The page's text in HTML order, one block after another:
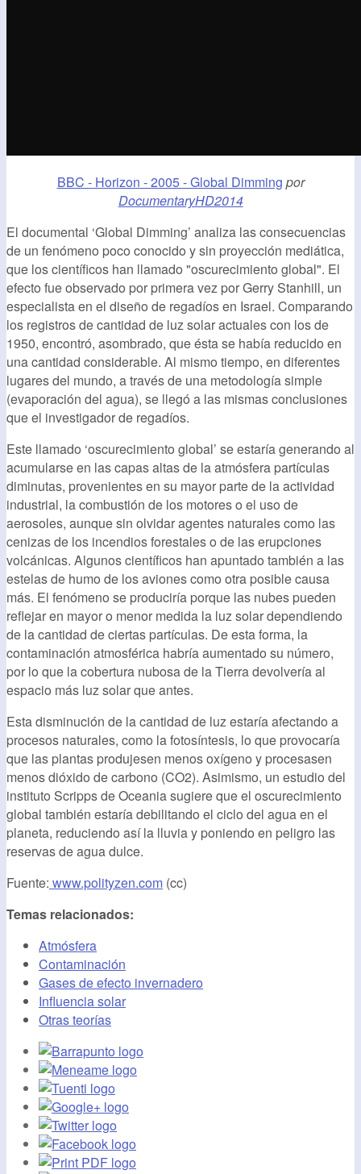
BBC - Horizon - 2005 - Global Dimming por
DocumentaryHD2014
El documental ‘Global Dimming’ analiza las consecuencias
de un fenómeno poco conocido y sin proyección mediática,
que los científicos han llamado "oscurecimiento global". El
efecto fue observado por primera vez por Gerry Stanhill, un
especialista en el diseño de regadíos en Israel. Comparando
los registros de cantidad de luz solar actuales con los de
1950, encontró, asombrado, que ésta se había reducido en
una cantidad considerable. Al mismo tiempo, en diferentes
lugares del mundo, a través de una metodología simple
(evaporación del agua), se llegó a las mismas conclusiones
que el investigador de regadíos.
Este llamado ‘oscurecimiento global’ se estaría generando al
acumularse en las capas altas de la atmósfera partículas
diminutas, provenientes en su mayor parte de la actividad
industrial, la combustión de los motores o el uso de
aerosoles, aunque sin olvidar agentes naturales como las
cenizas de los incendios forestales o de las erupciones
volcánicas. Algunos científicos han apuntado también a las
estelas de humo de los aviones como otra posible causa
más. El fenómeno se produciría porque las nubes pueden
reflejar en mayor o menor medida la luz solar dependiendo
de la cantidad de ciertas partículas. De esta forma, la
contaminación atmosférica habría aumentado su número,
por lo que la cobertura nubosa de la Tierra devolvería al
espacio más luz solar que antes.
Esta disminución de la cantidad de luz estaría afectando a
procesos naturales, como la fotosíntesis, lo que provocaría
que las plantas produjesen menos oxígeno y procesasen
menos dióxido de carbono (CO2). Asimismo, un estudio del
instituto Scripps de Oceania sugiere que el oscurecimiento
global también estaría debilitando el ciclo del agua en el
planeta, reduciendo así la lluvia y poniendo en peligro las
reservas de agua dulce.
Fuente: www.polityzen.com (cc)
Temas relacionados:
Atmósfera
Contaminación
Gases de efecto invernadero
Influencia solar
Otras teorías